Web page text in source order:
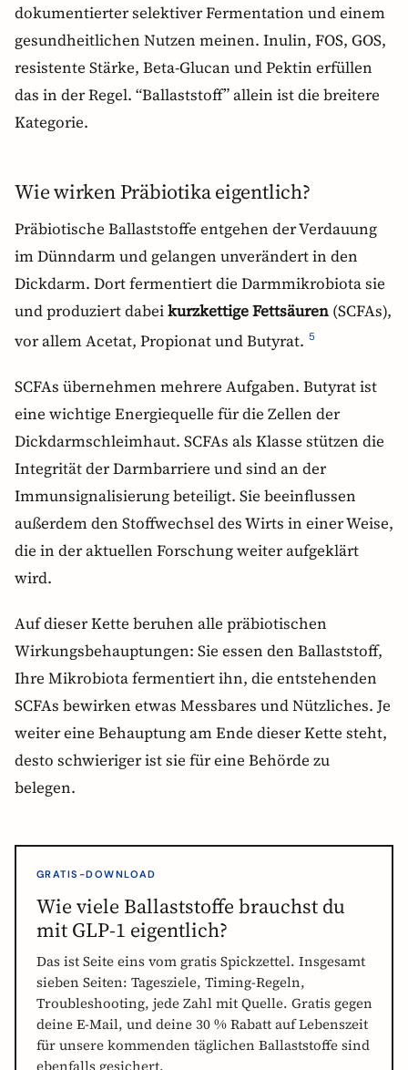
dokumentierter selektiver Fermentation und einem
gesundheitlichen Nutzen meinen. Inulin, FOS, GOS,
resistente Stärke, Beta-Glucan und Pektin erfüllen
das in der Regel. “Ballaststoff” allein ist die breitere
Kategorie.
Wie wirken Präbiotika eigentlich?
Präbiotische Ballaststoffe entgehen der Verdauung
im Dünndarm und gelangen unverändert in den
Dickdarm. Dort fermentiert die Darmmikrobiota sie
und produziert dabeikurzkettige Fettsäuren (SCFAs),
vor allem Acetat, Propionat und Butyrat. 5
SCFAs übernehmen mehrere Aufgaben. Butyrat ist
eine wichtige Energiequelle für die Zellen der
Dickdarmschleimhaut. SCFAs als Klasse stützen die
Integrität der Darmbarriere und sind an der
Immunsignalisierung beteiligt. Sie beeinflussen
außerdem den Stoffwechsel des Wirts in einer Weise,
die in der aktuellen Forschung weiter aufgeklärt
wird.
Auf dieser Kette beruhen alle präbiotischen
Wirkungsbehauptungen: Sie essen den Ballaststoff,
Ihre Mikrobiota fermentiert ihn, die entstehenden
SCFAs bewirken etwas Messbares und Nützliches. Je
weiter eine Behauptung am Ende dieser Kette steht,
desto schwieriger ist sie für eine Behörde zu
belegen.
GRATIS-DOWNLOAD
Wie viele Ballaststoffe brauchst du
mit GLP-1 eigentlich?
Das ist Seite eins vom gratis Spickzettel. Insgesamt
sieben Seiten: Tagesziele, Timing-Regeln,
Troubleshooting, jede Zahl mit Quelle. Gratis gegen
deine E-Mail, und deine 30 % Rabatt auf Lebenszeit
für unsere kommenden täglichen Ballaststoffe sind
ebenfalls gesichert.